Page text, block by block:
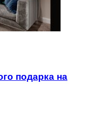
подарка на